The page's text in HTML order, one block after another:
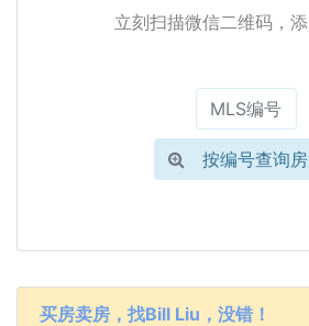
立刻扫描微信二维码，
按编号查询
买房卖房，找Bill Liu，没错！